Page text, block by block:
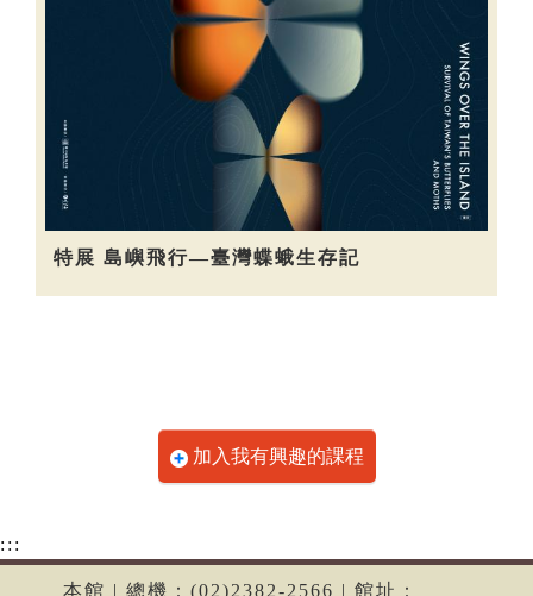
特展 島嶼飛行—臺灣蝶蛾生存記
加入我有興趣的課程
:::
本館 | 總機：(02)2382-2566 | 館址：